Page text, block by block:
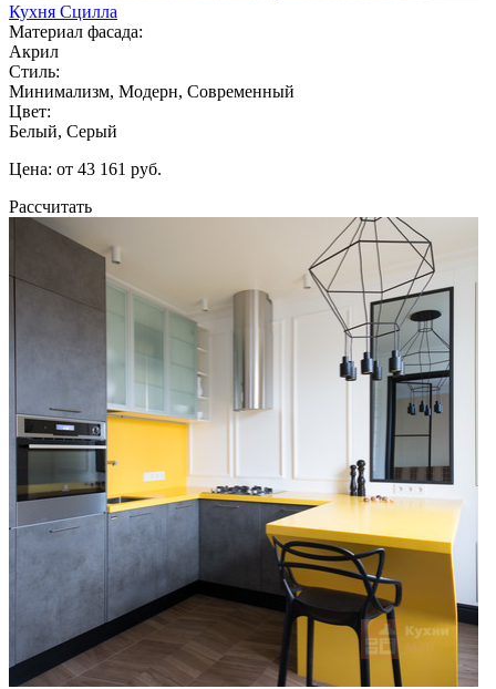
Кухня Сцилла
Материал фасада:
Акрил
Стиль:
Минимализм, Модерн, Современный
Цвет:
Белый, Серый
Цена: от 43 161 руб.
Рассчитать